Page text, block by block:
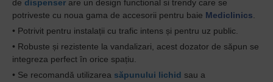
de dispenser are un design functional si trendy care se
potriveste cu noua gama de accesorii pentru baie Mediclinics
• Potrivit pentru instalații cu trafic intens și pentru uz public.
• Robuste și rezistente la vandalizari, acest dozator de săpun se
integreza perfect în orice spațiu.
• Se recomandă utilizarea săpunului lichid sau a